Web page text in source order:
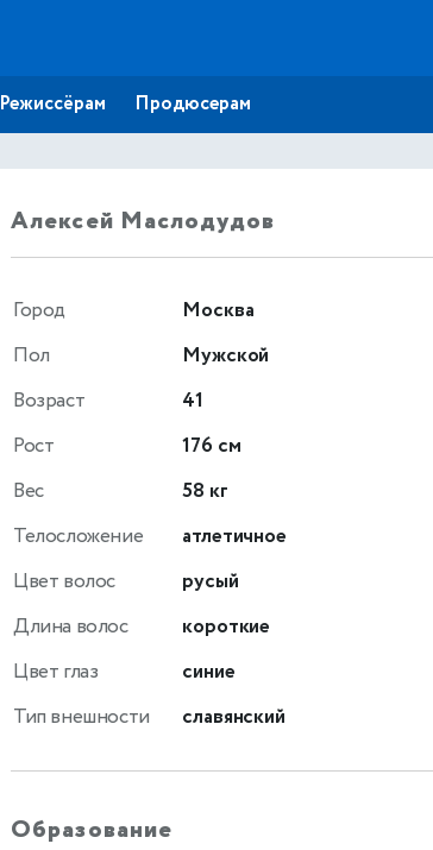
Режиссёрам Продюсерам
Алексей Маслодудов
Город
Москва
Пол
Мужской
Возраст
41
Рост
176 см
Вес
58 кг
Телосложение
атлетичное
Цвет волос
русый
Длина волос
короткие
Цвет глаз
синие
Тип внешности
славянский
Образование